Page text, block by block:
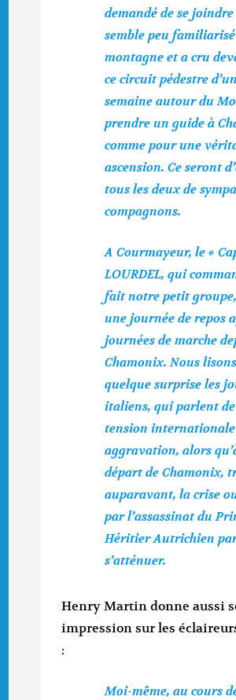
demandé de se
semble peu
montagne et a cru
ce circuit pédestre
semaine autour du
prendre un guide à
comme pour une
ascension. Ce seront
tous les deux de
compagnons.
A Courmayeur, le «
LOURDEL, qui
fait notre petit
une journée de repos
journées de marche
Chamonix. Nous
quelque surprise les
italiens, qui parlent
tension internationale
aggravation, alors
départ de Chamonix,
auparavant, la crise
par l’assassinat du
Héritier Autrichien
s’atté­nuer.
Henry Martin donne aussi
impression sur les
:
Moi-même, au cours